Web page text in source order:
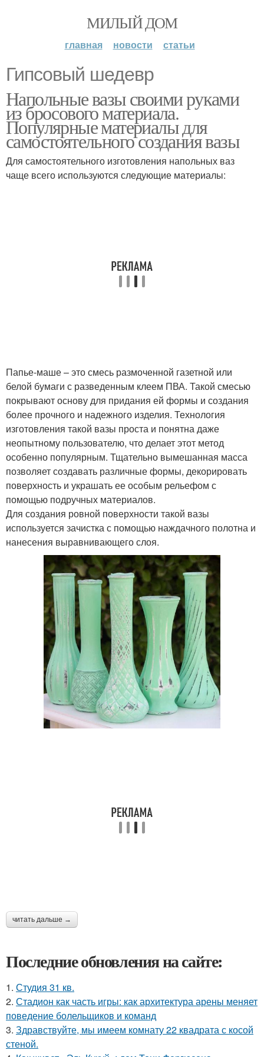
МИЛЫЙ ДОМ
главная новости статьи
Гипсовый шедевр
Напольные вазы своими руками
из бросового материала.
Популярные материалы для
самостоятельного создания вазы
Для самостоятельного изготовления напольных ваз
чаще всего используются следующие материалы:
Папье-маше – это смесь размоченной газетной или
белой бумаги с разведенным клеем ПВА. Такой смесью
покрывают основу для придания ей формы и создания
более прочного и надежного изделия. Технология
изготовления такой вазы проста и понятна даже
неопытному пользователю, что делает этот метод
особенно популярным. Тщательно вымешанная масса
позволяет создавать различные формы, декорировать
поверхность и украшать ее особым рельефом с
помощью подручных материалов.
Для создания ровной поверхности такой вазы
используется зачистка с помощью наждачного полотна и
нанесения выравнивающего слоя.
читать дальше →
Последние обновления на сайте:
1. Студия 31 кв.
2. Стадион как часть игры: как архитектура арены меняет
поведение болельщиков и команд
3. Здравствуйте, мы имеем комнату 22 квадрата с косой
стеной.